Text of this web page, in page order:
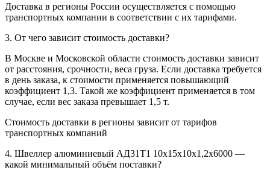
Доставка в регионы России осуществляется с помощью
транспортных компании в соответствии с их тарифами.
3. От чего зависит стоимость доставки?
В Москве и Московской области стоимость доставки зависит
от расстояния, срочности, веса груза. Если доставка требуется
в день заказа, к стоимости применяется повышающий
коэффициент 1,3. Такой же коэффициент применяется в том
случае, если вес заказа превышает 1,5 т.
Стоимость доставки в регионы зависит от тарифов
транспортных компаний
4. Швеллер алюминиевый АД31Т1 10х15х10х1,2х6000 —
какой минимальный объём поставки?